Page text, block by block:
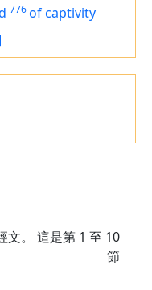
776of captivity
文。 這是第 1 至 10
節